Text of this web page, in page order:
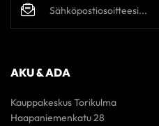
AKU & ADA
Kauppakeskus Torikulma
Haapaniemenkatu 28